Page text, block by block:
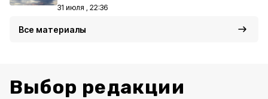
31 июля , 22:36
Все материалы
Выбор редакции